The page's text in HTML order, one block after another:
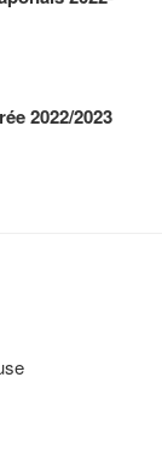
2022/2023